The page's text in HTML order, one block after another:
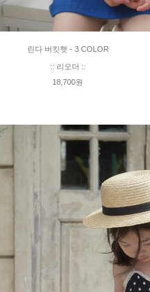
린다 버킷햇 - 3 COLOR
:: 리오더 ::
18,700원